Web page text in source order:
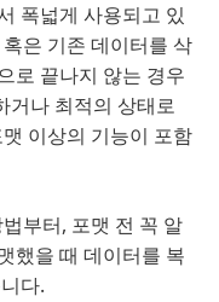
폭넓게 사용되고 있
은 기존 데이터를 삭
로 끝나지 않는 경우
거나 최적의 상태로
이상의 기능이 포함
부터, 포맷 전 꼭 알
했을 때 데이터를 복
다.